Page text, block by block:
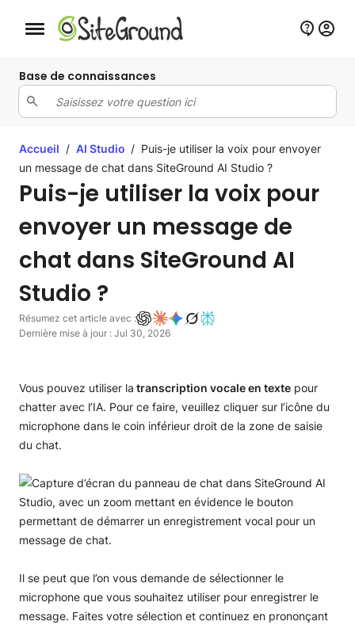
Bouton de navigation mobile
Base de connaissances
Accueil / AI Studio / Puis-je utiliser la voix pour envoyer
un message de chat dans SiteGround AI Studio ?
Puis-je utiliser la voix pour
envoyer un message de
chat dans SiteGround AI
Studio ?
Résumez cet article avec :
Dernière mise à jour : Jul 30, 2026
Vous pouvez utiliser la transcription vocale en texte pour
chatter avec l’IA. Pour ce faire, veuillez cliquer sur l’icône du
microphone dans le coin inférieur droit de la zone de saisie
du chat.
Il se peut que l’on vous demande de sélectionner le
microphone que vous souhaitez utiliser pour enregistrer le
message. Faites votre sélection et continuez en prononçant